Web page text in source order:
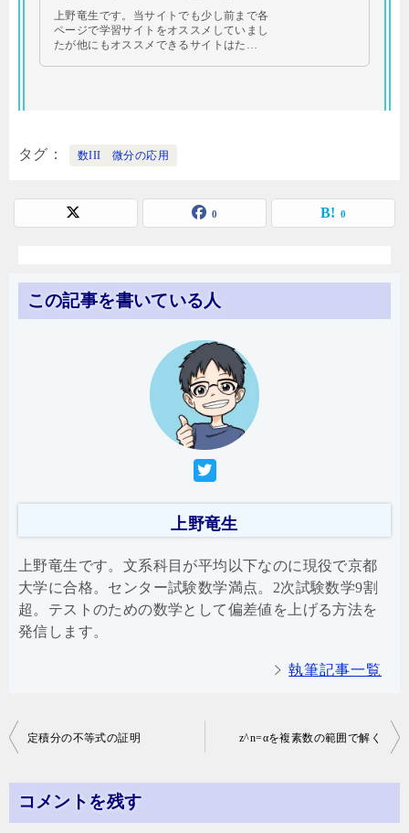
上野竜生です。当サイトでも少し前まで各
ページで学習サイトをオススメしていまし
たが他にもオススメできるサイトはた…
タグ 数III 微分の応用
0 0
この記事を書いている人
上野竜生
上野竜生です。文系科目が平均以下なのに現役で京都
大学に合格。センター試験数学満点。2次試験数学9割
超。テストのための数学として偏差値を上げる方法を
発信します。
執筆記事一覧
投
ナ
ビ
定積分の不等式の証明 z^n=αを複素数の範囲で解く
コメントを残す